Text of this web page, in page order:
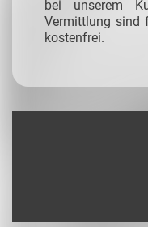
bei unserem
Vermittlung sind
kostenfrei.